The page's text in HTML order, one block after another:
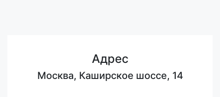
Адрес
Москва, Каширское шоссе, 14